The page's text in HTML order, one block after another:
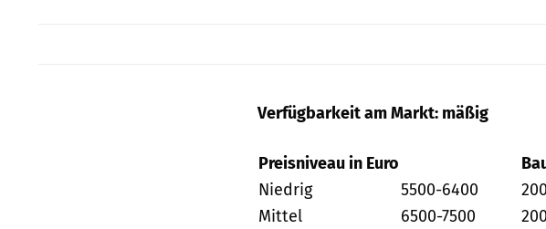
Verfügbarkeit am Markt: mäßig
Preisniveau in Euro
Niedrig
5500-6400
Mittel
6500-7500